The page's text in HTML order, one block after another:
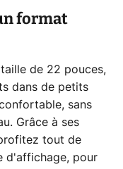
format
de 22 pouces,
dans de petits
sans
Grâce à ses
tout de
d'affichage, pour